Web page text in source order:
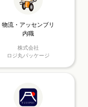
物流・アッセンブリ
内職
株式会社
ロジ丸パッケージ